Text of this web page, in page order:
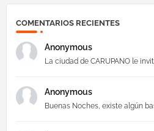
COMENTARIOS RECIENTES
Anonymous
La ciudad de CARUPANO le
Anonymous
Buenas Noches, existe algún